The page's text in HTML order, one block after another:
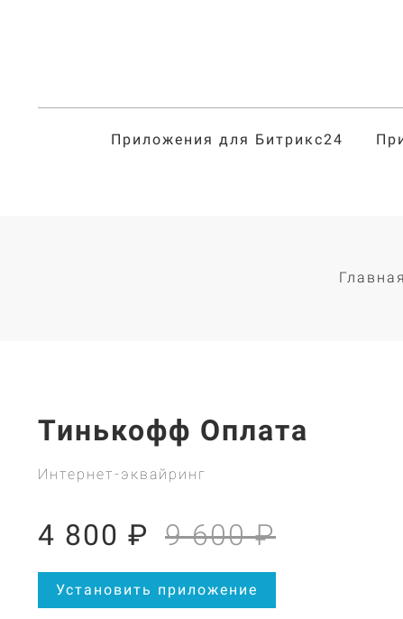
Приложения для Битрикс24
Главная
Тинькофф Оплата
Интернет-эквайринг
4 800 ₽ 9 600 ₽
Установить приложение